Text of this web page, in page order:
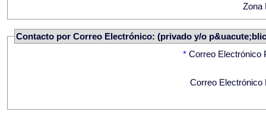
Zona
Contacto por Correo Electrónico: (privado y/o
* Correo Electrónico
Correo Electrónico